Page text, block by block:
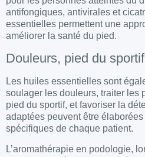
antifongiques, antivirales et
essentielles permettent une
améliorer la santé du pied.
Douleurs, pied du
Les huiles essentielles sont
soulager les douleurs, traiter les
pied du sportif, et favoriser la
adaptées peuvent être
spécifiques de chaque patient.
L’aromathérapie en podologie,